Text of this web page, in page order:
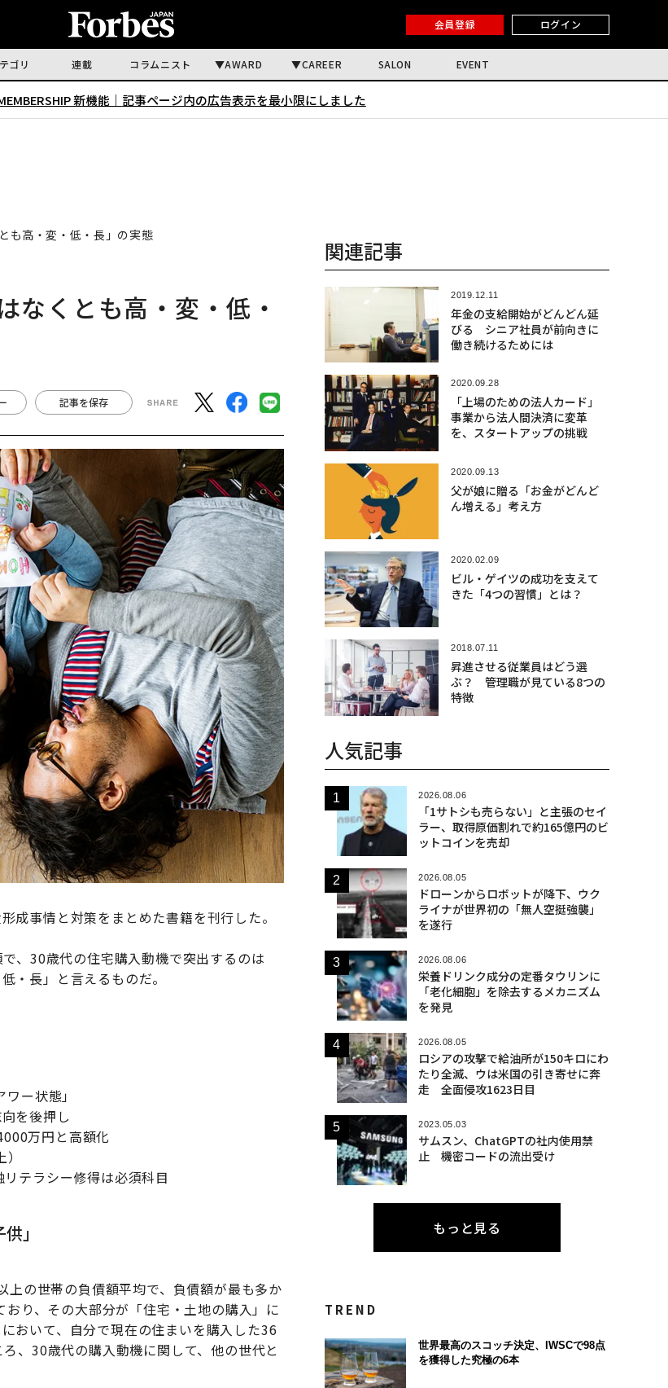
会員登録 ログイン
ゴリ 連載 コラムニスト AWARD CAREER SALON EVENT
新機能｜ 記事ページ内の広告表示を最小限にしました
も高・変・低・長」の実態
なくとも高・変・低・
記事を保存
成事情と対策をまとめた書籍を刊行した。
、30歳代の住宅購入動機で突出するのは
・長」と言えるものだ。
ー状態」
を後押し
万円と高額化
テラシー修得は必須科目
」
の世帯の負債額平均で、負債額が最も多か
り、その大部分が「住宅・土地の購入」に
おいて、自分で現在の住まいを購入した36
、30歳代の購入動機に関して、他の世代と
関連記事
2019.12.11
年金の支給開始がどんどん延
びる シニア社員が前向きに
働き続けるためには
2020.09.28
「上場のための法人カード」
事業から法人間決済に変革
を、スタートアップの挑戦
2020.09.13
父が娘に贈る「お金がどんど
ん増える」考え方
2020.02.09
ビル・ゲイツの成功を支えて
きた「4つの習慣」とは？
2018.07.11
昇進させる従業員はどう選
ぶ？ 管理職が見ている8つの
特徴
人気記事
2026.08.06
「1サトシも売らない」と主張のセイ
ラー、取得原価割れで約165億円のビ
ットコインを売却
2026.08.05
ドローンからロボットが降下、ウク
ライナが世界初の「無人空挺強襲」
を遂行
2026.08.06
栄養ドリンク成分の定番タウリンに
「老化細胞」を除去するメカニズム
を発見
2026.08.05
ロシアの攻撃で給油所が150キロにわ
たり全滅、ウは米国の引き寄せに奔
走 全面侵攻1623日目
2023.05.03
サムスン、ChatGPTの社内使用禁
止 機密コードの流出受け
もっと見る
TREND
世界最高のスコッチ決定、IWSCで98点
を獲得した究極の6本